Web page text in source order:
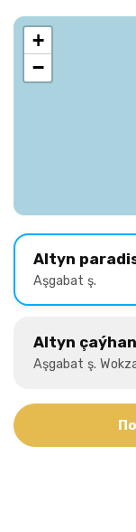
+
−
Altyn
Aşgabat ş.
Altyn
Aşgabat ş.